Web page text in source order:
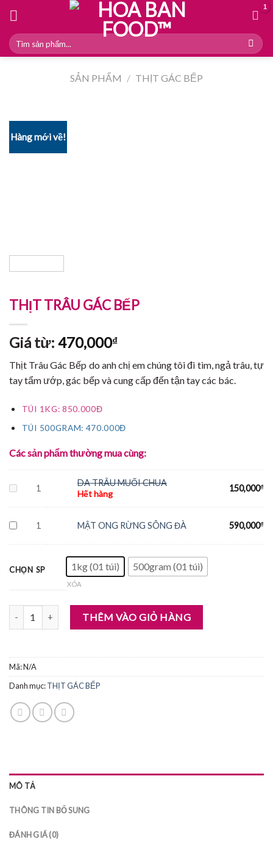
content
Tìm
kiếm:
SẢN PHẨM / THỊT GÁC BẾP
Hàng mới về!
THỊT TRÂU GÁC BẾP
Giá từ: 470,000₫
Thịt Trâu Gác Bếp do anh chị em chúng tôi đi tìm, ngả trâu, tự
tay tẩm ướp, gác bếp và cung cấp đến tận tay các bác.
TÚI 1KG: 850.000Đ
TÚI 500GRAM: 470.000Đ
Các sản phẩm thường mua cùng:
1
DA TRÂU MUỐI CHUA
Hết hàng
150,000₫
1 MẬT ONG RỪNG SÔNG ĐÀ 590,000₫
CHỌN SP 1kg (01 túi) 500gram (01 túi)
XÓA
THỊT TRÂU GÁC BẾP số lượngTHÊM VÀO GIỎ HÀNG
Mã:N/A
Danh mục:THỊT GÁC BẾP
MÔ TẢ
THÔNG TIN BỔ SUNG
ĐÁNH GIÁ (0)